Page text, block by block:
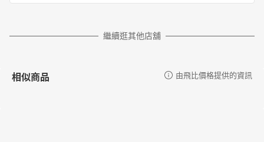
繼續逛其他店舖
相似商品 由飛比價格提供的資訊